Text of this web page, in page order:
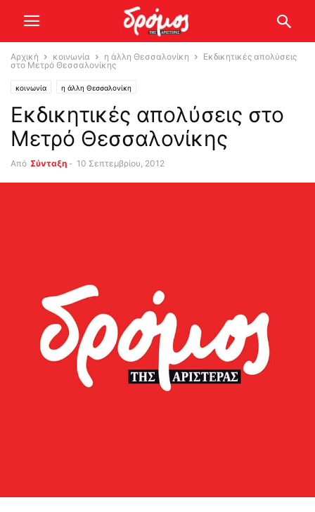
Αρχική κοινωνία η άλλη Θεσσαλονίκη
Εκδικητικές απολύσεις
στο Μετρό Θεσσαλονίκης
κοινωνία η άλλη Θεσσαλονίκη
Εκδικητικές απολύσεις στο
Μετρό Θεσσαλονίκης
Από Σύνταξη - 10 Σεπτεμβρίου, 2012